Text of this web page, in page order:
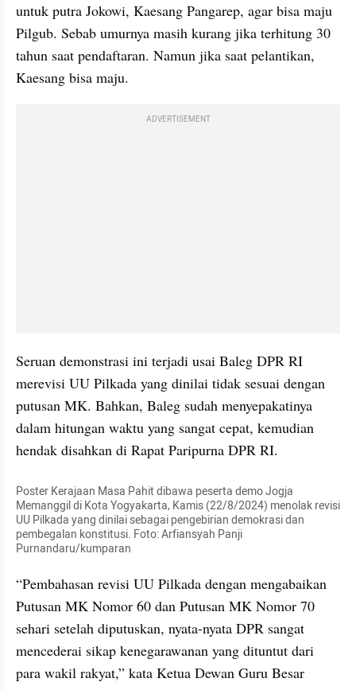
untuk putra Jokowi, Kaesang Pangarep, agar bisa maju
Pilgub. Sebab umurnya masih kurang jika terhitung 30
tahun saat pendaftaran. Namun jika saat pelantikan,
Kaesang bisa maju.
ADVERTISEMENT
Seruan demonstrasi ini terjadi usai Baleg DPR RI
merevisi UU Pilkada yang dinilai tidak sesuai dengan
putusan MK. Bahkan, Baleg sudah menyepakatinya
dalam hitungan waktu yang sangat cepat, kemudian
hendak disahkan di Rapat Paripurna DPR RI.
Poster Kerajaan Masa Pahit dibawa peserta demo Jogja
Memanggil di Kota Yogyakarta, Kamis (22/8/2024) menolak revisi
UU Pilkada yang dinilai sebagai pengebirian demokrasi dan
pembegalan konstitusi. Foto: Arfiansyah Panji
Purnandaru/kumparan
“Pembahasan revisi UU Pilkada dengan mengabaikan
Putusan MK Nomor 60 dan Putusan MK Nomor 70
sehari setelah diputuskan, nyata-nyata DPR sangat
mencederai sikap kenegarawanan yang dituntut dari
para wakil rakyat,” kata Ketua Dewan Guru Besar